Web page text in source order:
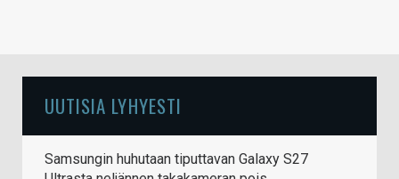
UUTISIA LYHYESTI
Samsungin huhutaan tiputtavan Galaxy S27